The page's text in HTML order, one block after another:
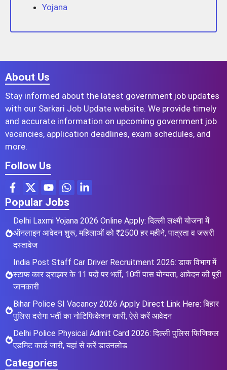
Yojana
About Us
Stay informed about the latest government job updates
with our Sarkari Job Update website. We provide timely
and accurate information on upcoming government job
vacancies, application deadlines, exam schedules, and
more.
Follow Us
Popular Jobs
Delhi Laxmi Yojana 2026 Online Apply: दिल्ली लक्ष्मी योजना में
ऑनलाइन आवेदन शुरू, महिलाओं को ₹2500 हर महीने, पात्रता व जरूरी
दस्तावेज
India Post Staff Car Driver Recruitment 2026: डाक विभाग में
स्टाफ कार ड्राइवर के 11 पदों पर भर्ती, 10वीं पास योग्यता, आवेदन की पूरी
जानकारी
Bihar Police SI Vacancy 2026 Apply Direct Link Here: बिहार
पुलिस दरोगा भर्ती का नोटिफिकेशन जारी, ऐसे करें आवेदन
Delhi Police Physical Admit Card 2026: दिल्ली पुलिस फिजिकल
एडमिट कार्ड जारी, यहां से करें डाउनलोड
Categories